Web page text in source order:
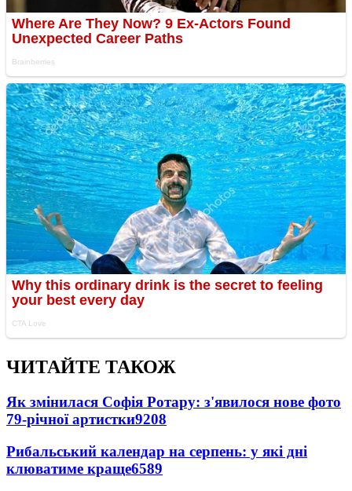
ЧИТАЙТЕ ТАКОЖ
Як змінилася Софія Ротару: з'явилося нове фото
79-річної артистки9208
Рибальський календар на серпень: у які дні
клюватиме краще6589